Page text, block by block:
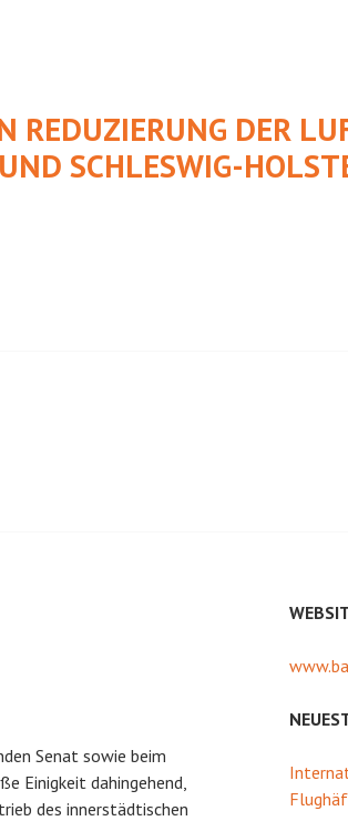
REDUZIERUNG DER
SCHLESWIG-
Senat sowie beim
Einigkeit dahingehend,
des innerstädtischen